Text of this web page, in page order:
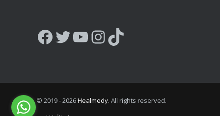
Facebook
Twitter
YouTube
Instagram
TikTok
© 2019 - 2026Healmedy. All rights reserved.